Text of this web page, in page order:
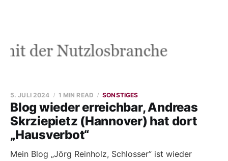
Blog wieder erreichbar, Andreas
Skrziepietz (Hannover) hat dort
„Hausverbot“
5. JULI 2024 1 MIN READ SONSTIGES
Mein Blog „Jörg Reinholz, Schlosser” ist wieder